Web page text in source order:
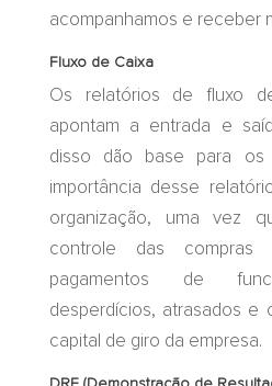
acompanhamos e receber
Fluxo de Caixa
Os relatórios de fluxo
apontam a entrada e
disso dão base para os
importância desse
organização, uma vez
controle das
pagamentos de
desperdícios, atrasados e
capital de giro da empresa.